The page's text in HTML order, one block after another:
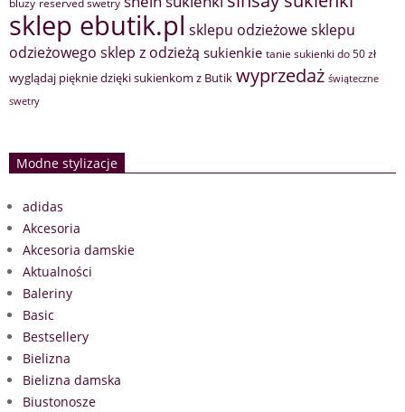
bluzy reserved swetry
sklep ebutik.pl sklepu odzieżowesklepu
odzieżowego sklep z odzieżą sukienkie tanie sukienki do 50 zł
wyglądaj pięknie dzięki sukienkom z Butik wyprzedaż świąteczne
swetry
Modne stylizacje
adidas
Akcesoria
Akcesoria damskie
Aktualności
Baleriny
Basic
Bestsellery
Bielizna
Bielizna damska
Biustonosze